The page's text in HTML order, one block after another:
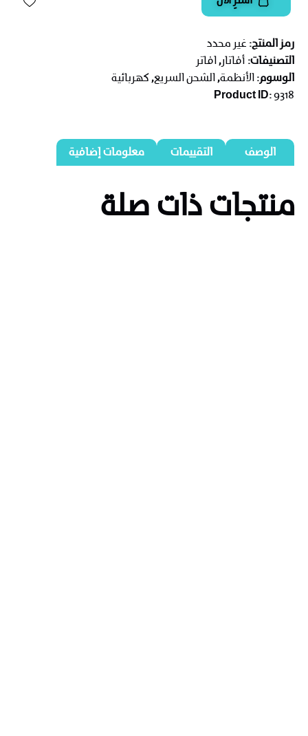
رمز المنتج:غير محدد
التصنيفات:أفاتار,افاتر
الوسوم:الأنظمة,الشحن السريع,كهربائية
Product ID:9318
الوصف التقييمات معلومات إضافية
منتجات ذات صلة